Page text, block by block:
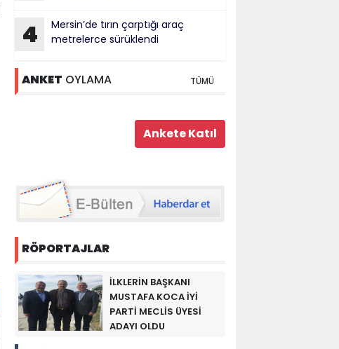
4
Mersin’de tırın çarptığı araç
metrelerce sürüklendi
ANKET OYLAMA TÜMÜ
RÖPORTAJLAR
İLKLERİN BAŞKANI
MUSTAFA KOCA İYİ
PARTİ MECLİS ÜYESİ
ADAYI OLDU